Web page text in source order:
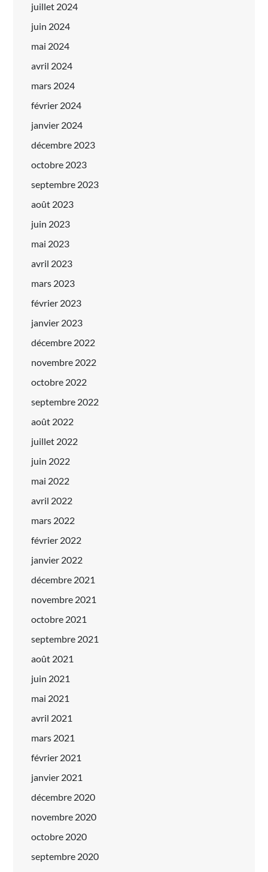
juillet 2024
juin 2024
mai 2024
avril 2024
mars 2024
février 2024
janvier 2024
décembre 2023
octobre 2023
septembre 2023
août 2023
juin 2023
mai 2023
avril 2023
mars 2023
février 2023
janvier 2023
décembre 2022
novembre 2022
octobre 2022
septembre 2022
août 2022
juillet 2022
juin 2022
mai 2022
avril 2022
mars 2022
février 2022
janvier 2022
décembre 2021
novembre 2021
octobre 2021
septembre 2021
août 2021
juin 2021
mai 2021
avril 2021
mars 2021
février 2021
janvier 2021
décembre 2020
novembre 2020
octobre 2020
septembre 2020